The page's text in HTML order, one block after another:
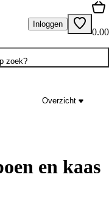
Inloggen
0.00
zoek?
Overzicht
en kaas